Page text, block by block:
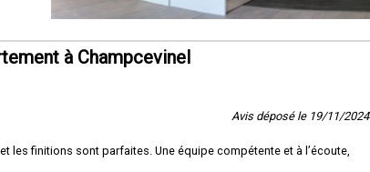
à Champcevinel
Avis déposé le 19/11/2024
les finitions sont parfaites. Une équipe compétente et à l’écoute,